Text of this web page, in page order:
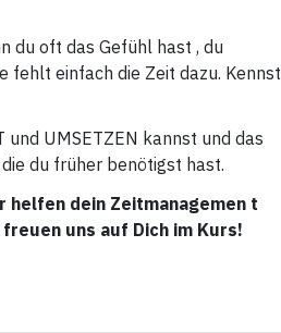
du oft das Gefühl hast , du
fehlt einfach die Zeit dazu. Kennst
und UMSETZEN kannst und das
du früher benötigst hast.
dein Zeitmanagemen t
uns auf Dich im Kurs!